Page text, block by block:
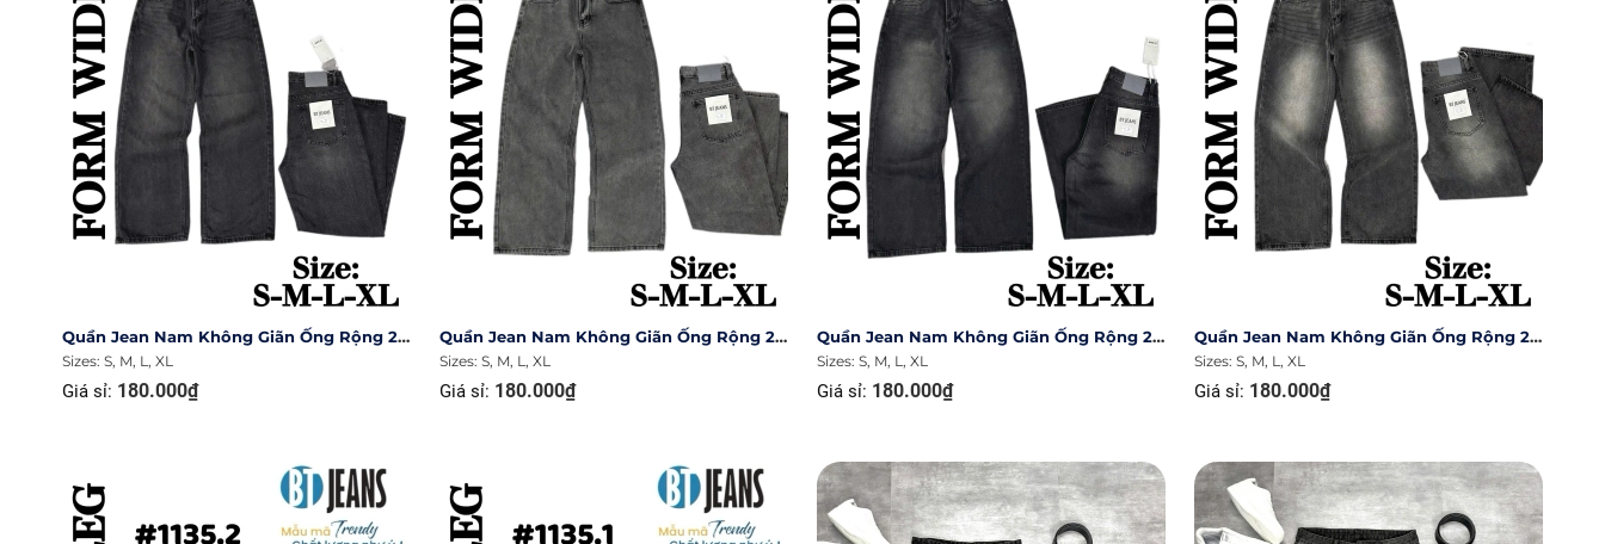
Quần Jean Nam Không Giãn Ống Rộng 27cm Ms 1135.6
Sizes: S, M, L, XL
Giá sỉ: 180.000₫
Quần Jean Nam Không Giãn Ống Rộng 27cm Ms 1135.5
Sizes: S, M, L, XL
Giá sỉ: 180.000₫
Quần Jean Nam Không Giãn Ống Rộng 27cm Ms 1135.4
Sizes: S, M, L, XL
Giá sỉ: 180.000₫
Quần Jean Nam Không Giãn Ống Rộng 27cm Ms 1135.3
Sizes: S, M, L, XL
Giá sỉ: 180.000₫